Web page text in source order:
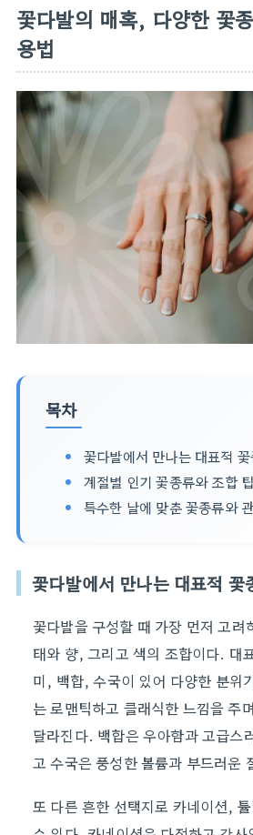
꽃다발의 매혹, 다양한 꽃
용법
목차
꽃다발에서 만나는 대표적
계절별 인기 꽃종류와 조합 팁
특수한 날에 맞춘 꽃종류와
꽃다발에서 만나는 대표적 꽃
꽃다발을 구성할 때 가장 먼저 고려
태와 향, 그리고 색의 조합이다. 대
미, 백합, 수국이 있어 다양한 분위
는 로맨틱하고 클래식한 느낌을 주
달라진다. 백합은 우아함과 고급스
고 수국은 풍성한 볼륨과 부드러운
또 다른 흔한 선택지로 카네이션,